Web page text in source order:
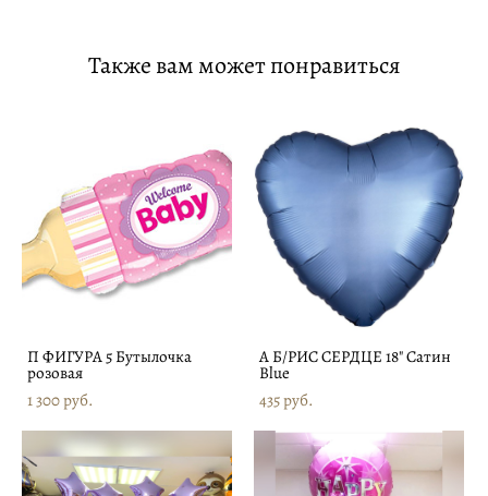
Также вам может понравиться
П ФИГУРА 5 Бутылочка
розовая
1 300 pуб.
А Б/РИС СЕРДЦЕ 18" Сатин
Blue
435 pуб.